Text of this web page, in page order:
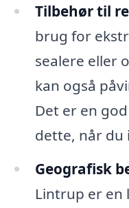
Tilbehør til
brug for
sealere eller
kan også
Det er en
dette, når
Geografisk
Lintrup er en